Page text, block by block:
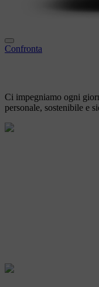
Confronta
Ci impegniamo ogni
personale, sostenibile e